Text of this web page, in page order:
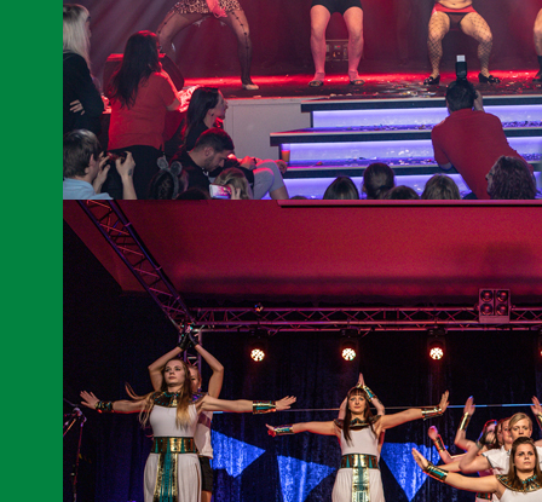
Unser Männerballett beim Turnier in Arnsdorf.